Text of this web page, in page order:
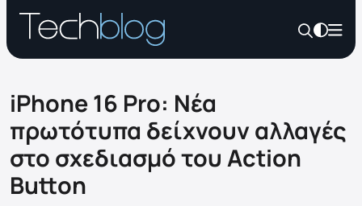
iPhone 16 Pro: Νέα
πρωτότυπα δείχνουν αλλαγές
στο σχεδιασμό του Action
Button